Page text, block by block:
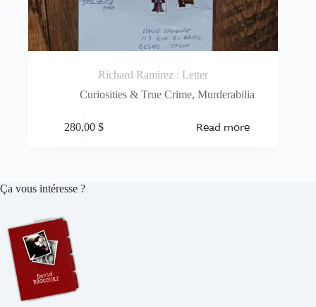
Richard Ramirez : Letter
Curiosities & True Crime,Murderabilia
280,00 $ Read more
Ça vous intéresse ?